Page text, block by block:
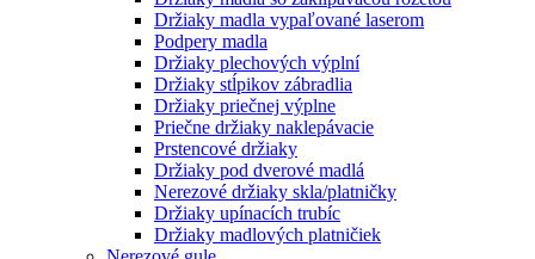
Držiaky madla vypaľované laserom
Podpery madla
Držiaky plechových výplní
Držiaky stĺpikov zábradlia
Držiaky priečnej výplne
Priečne držiaky naklepávacie
Prstencové držiaky
Držiaky pod dverové madlá
Nerezové držiaky skla/platničky
Držiaky upínacích trubíc
Držiaky madlových platničiek